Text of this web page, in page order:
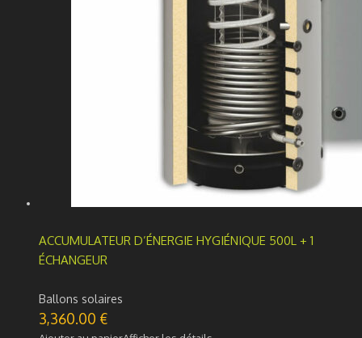
ACCUMULATEUR D’ÉNERGIE HYGIÉNIQUE 500L + 1
ÉCHANGEUR
Ballons solaires
3,360.00 €